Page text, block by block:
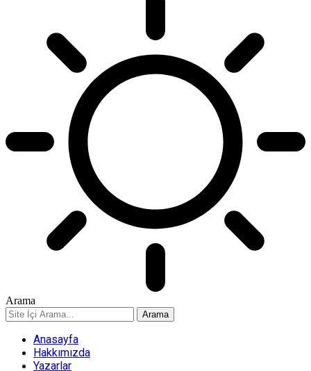
Arama
Anasayfa
Hakkımızda
Yazarlar